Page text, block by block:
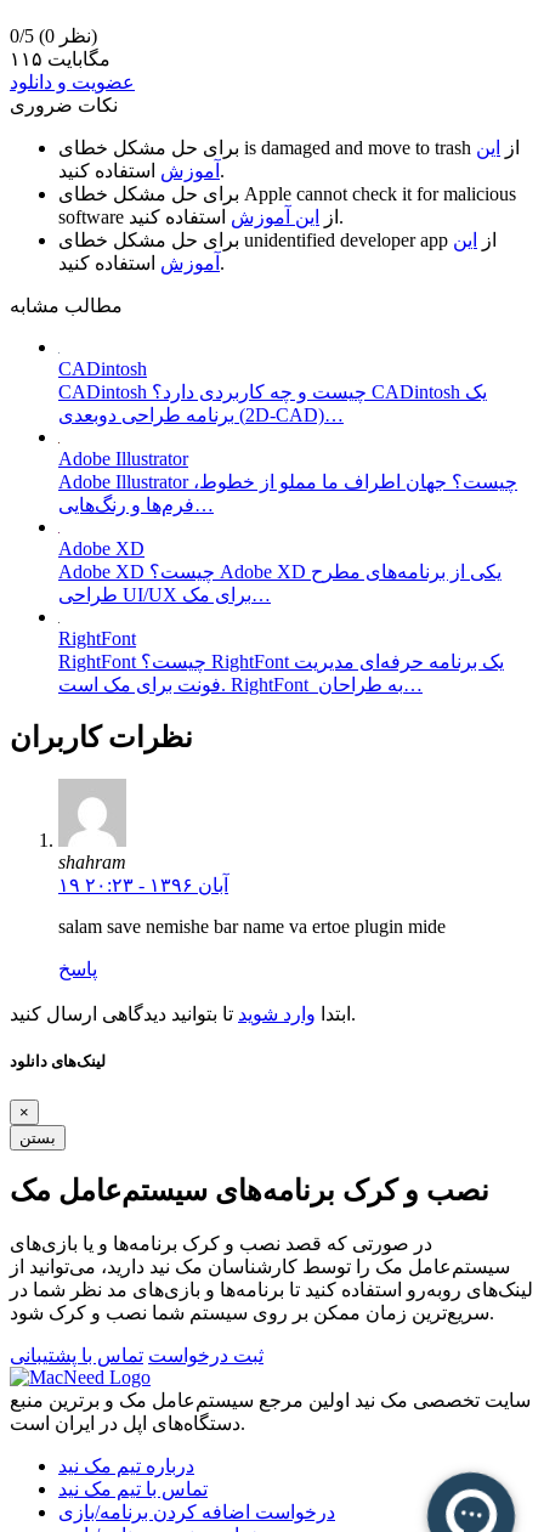
0/5
(0 نظر)
۱۱۵ مگابایت
عضویت و دانلود
نکات ضروری
is damaged and move to trash از
این
آموزش استفاده کنید.
Apple cannot check it for malicious
software
از این آموزش
استفاده کنید.
unidentified developer app از
این
آموزش استفاده کنید.
مطالب مشابه
CADintosh
CADintosh چیست و چه کاربردی دارد؟ CADintosh یک
برنامه طراحی دوبعدی (2D-CAD)…
Adobe Illustrator
Adobe Illustrator چیست؟ جهان اطراف ما مملو از خطوط،
فرم‌ها و رنگ‌هایی…
Adobe XD
Adobe XD چیست؟ Adobe XD یکی از برنامه‌های مطرح
طراحی UI/UX برای مک…
RightFont
RightFont چیست؟ RightFont یک برنامه حرفه‌ای مدیریت
فونت برای مک است. RightFont به طراحان…
نظرات کاربران
shahram
۱۹ آبان ۱۳۹۶ - ۲۰:۲۳
salam save nemishe bar name va ertoe plugin mide
پاسخ
ابتدا وارد شوید تا بتوانید دیدگاهی ارسال کنید.
لینک‌های دانلود
×
بستن
نصب و کرک برنامه‌های سیستم‌عامل مک
در صورتی که قصد نصب و کرک برنامه‌ها و یا بازی‌های
سیستم‌عامل مک را توسط کارشناسان مک نید دارید، می‌توانید از
لینک‌های رو‌به‌رو استفاده کنید تا برنامه‌ها و بازی‌های مد نظر شما در
سریع‌ترین زمان ممکن بر روی سیستم شما نصب و کرک شود.
ثبت درخواست تماس با پشتیبانی
سایت تخصصی مک نید اولین مرجع سیستم‌عامل مک و برترین منبع
دستگاه‌های اپل در ایران است.
درباره تیم مک نید
تماس با تیم مک نید
درخواست اضافه کردن برنامه/بازی